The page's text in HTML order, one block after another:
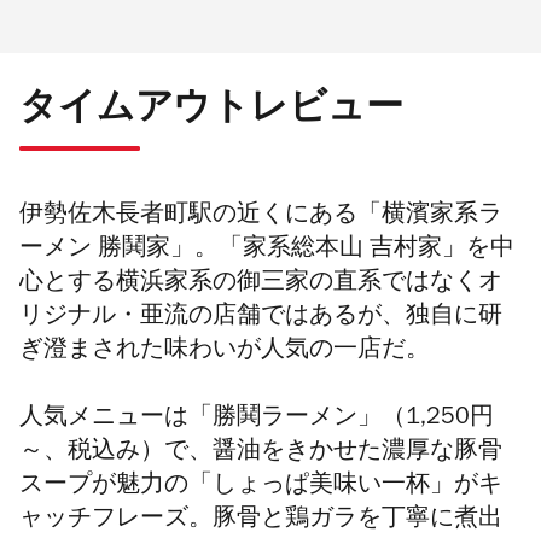
タイムアウトレビュー
伊勢佐木長者町駅の近くにある「横濱家系ラ
ーメン 勝鬨家」。「家系総本山 吉村家」を中
心とする横浜家系の御三家の直系ではなくオ
リジナル・亜流の店舗ではあるが、独自に研
ぎ澄まされた味わいが人気の一店だ。
人気メニューは「勝鬨ラーメン」（1,250円
～、税込み）で、醤油をきかせた濃厚な豚骨
スープが魅力の「しょっぱ美味い一杯」がキ
ャッチフレーズ。豚骨と鶏ガラを丁寧に煮出